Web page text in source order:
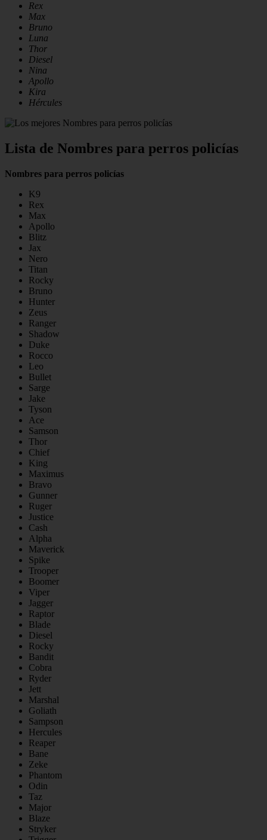
Rex
Max
Bruno
Luna
Thor
Diesel
Nina
Apollo
Kira
Hércules
Lista de Nombres para perros policías
Nombres para perros policías
K9
Rex
Max
Apollo
Blitz
Jax
Nero
Titan
Rocky
Bruno
Hunter
Zeus
Ranger
Shadow
Duke
Rocco
Leo
Bullet
Sarge
Jake
Tyson
Ace
Samson
Thor
Chief
King
Maximus
Bravo
Gunner
Ruger
Justice
Cash
Alpha
Maverick
Spike
Trooper
Boomer
Viper
Jagger
Raptor
Blade
Diesel
Rocky
Bandit
Cobra
Ryder
Jett
Marshal
Goliath
Sampson
Hercules
Reaper
Bane
Zeke
Phantom
Odin
Taz
Major
Blaze
Stryker